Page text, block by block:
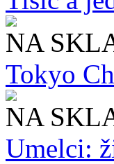
NA
Tokyo
NA
Umelci: